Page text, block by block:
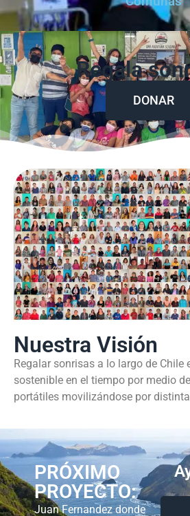
Regala
DONAR
Nuestra Visión
Regalar sonrisas a lo largo de Chile
sostenible en el tiempo por medio
portátiles movilizándose por
PRÓXIMO
PROYECTO:
Juan Fernandez donde